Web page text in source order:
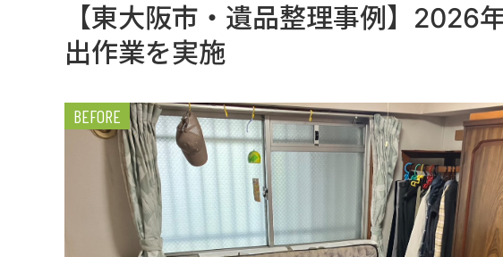
【東大阪市・遺品整理事例】
出作業を実施
BEFORE